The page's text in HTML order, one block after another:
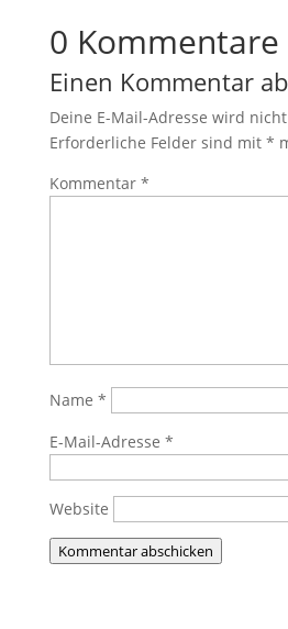
0 Kommentare
Einen Kommentar
Deine E-Mail-Adresse wird
Erforderliche Felder sind mit *
Kommentar *
Name *
E-Mail-Adresse *
Website
Kommentar abschicken